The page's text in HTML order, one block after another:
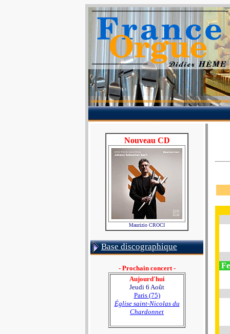
Nouveau CD
Maurizio CROCI
Base discographique
- Prochain concert -
Aujourd'hui
Jeudi 6 Août
Paris (75)
Église saint-Nicolas du
Chardonnet